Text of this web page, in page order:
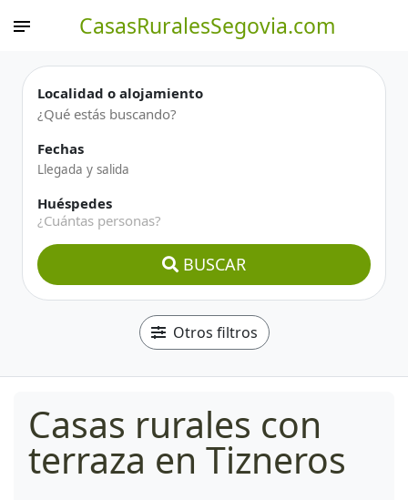
CasasRuralesSegovia.com
Localidad o alojamiento
Fechas
Huéspedes
¿Cuántas personas?
BUSCAR
Otros filtros
Casas rurales con
terraza en Tizneros